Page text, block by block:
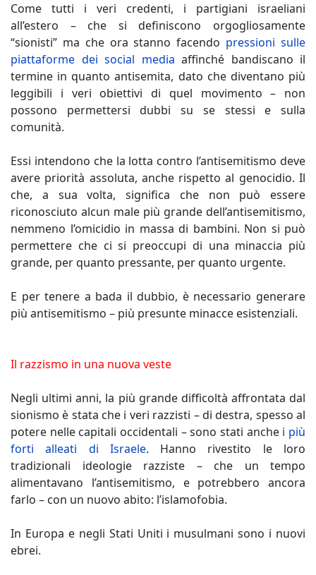
Come tutti i veri credenti, i partigiani israeliani
all’estero – che si definiscono orgogliosamente
“sionisti” ma che ora stanno facendo pressioni sulle
piattaforme dei social media affinché bandiscano il
termine in quanto antisemita, dato che diventano più
leggibili i veri obiettivi di quel movimento – non
possono permettersi dubbi su se stessi e sulla
comunità.
Essi intendono che la lotta contro l’antisemitismo deve
avere priorità assoluta, anche rispetto al genocidio. Il
che, a sua volta, significa che non può essere
riconosciuto alcun male più grande dell’antisemitismo,
nemmeno l’omicidio in massa di bambini. Non si può
permettere che ci si preoccupi di una minaccia più
grande, per quanto pressante, per quanto urgente.
E per tenere a bada il dubbio, è necessario generare
più antisemitismo – più presunte minacce esistenziali.
Il razzismo in una nuova veste
Negli ultimi anni, la più grande difficoltà affrontata dal
sionismo è stata che i veri razzisti – di destra, spesso al
potere nelle capitali occidentali – sono stati anche i più
forti alleati di Israele. Hanno rivestito le loro
tradizionali ideologie razziste – che un tempo
alimentavano l’antisemitismo, e potrebbero ancora
farlo – con un nuovo abito: l’islamofobia.
In Europa e negli Stati Uniti i musulmani sono i nuovi
ebrei.